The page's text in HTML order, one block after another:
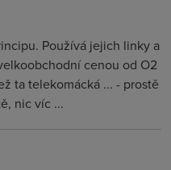
Používá jejich linky a
cenou od O2
ta telekomácká ... - prostě
nic víc ...